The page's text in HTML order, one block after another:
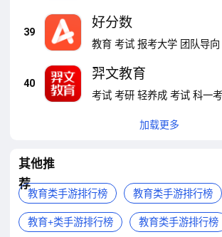
39
好分数
教育 考试 报考大学 团队导向
40
羿文教育
考试 考研 轻养成 考试 科一
加载更多
其他推
荐
教育类手游排行榜 教育类手游排行榜
教育+类手游排行榜 教育类手游排行榜